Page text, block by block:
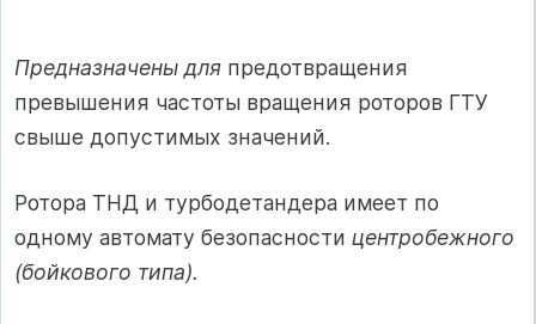
Предназначены для предотвращения
превышения частоты вращения роторов ГТУ
свыше допустимых значений.
Ротора ТНД и турбодетандера имеет по
одному автомату безопасности центробежного
(бойкового типа).